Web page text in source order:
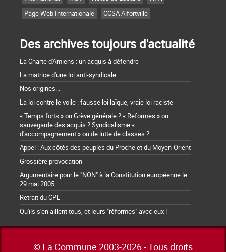
Page Web Internationale
CCSA Alfortville
Des archives toujours d'actualité
La Charte d'Amiens : un acquis à défendre
La matrice d'une loi anti-syndicale
Nos origines...
La loi contre le voile : fausse loi laïque, vraie loi raciste
« Temps forts » ou Grève générale ? « Reformes » ou
sauvegarde des acquis ? Syndicalisme «
d'accompagnement » ou de lutte de classes ?
Appel : Aux côtés des peuples du Proche et du Moyen-Orient
Grossière provocation
Argumentaire pour le "NON" à la Constitution européenne le
29 mai 2005
Retrait du CPE
Qu'ils s'en aillent tous, et leurs "réformes" avec eux !
© La Commune 2003-2026 - Tous droits